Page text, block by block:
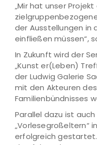
„Mir hat unser
der Ausstellungen in
einfließen müssen“,
In Zukunft wird der
„Kunst er(Leben)
der Ludwig Galerie
mit den Akteuren
Familienbündnisses
Parallel dazu ist
„Vorlesegroßeltern“
erfolgreich gestartet.